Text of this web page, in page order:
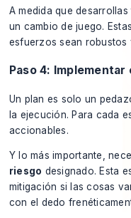
A medida que
un cambio de juego.
esfuerzos sean robustos
Paso 4: Implementar
Un plan es solo un
la ejecución. Para cada
accionables.
Y lo más importante,
riesgo designado. Esta
mitigación si las cosas
con el dedo